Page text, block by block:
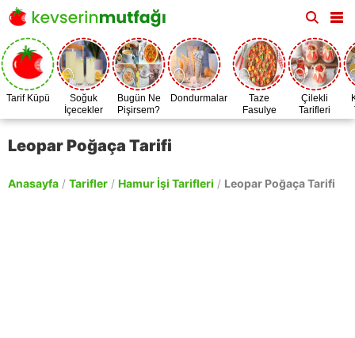
Tarif Küpü
Soğuk
İçecekler
Bugün Ne
Pişirsem?
Dondurmalar
Taze
Fasulye
Zamanı
Çilekli
Tarifleri
Leopar Poğaça Tarifi
Anasayfa / Tarifler / Hamur İşi Tarifleri / Leopar Poğaça Tarifi